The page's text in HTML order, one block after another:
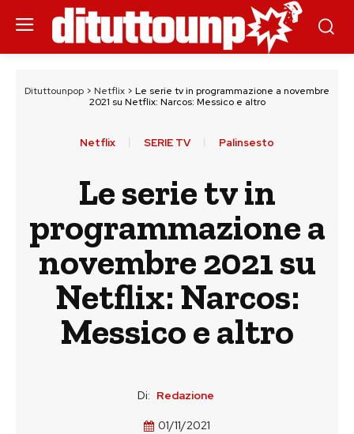
Dituttounpop > Netflix > Le serie tv in programmazione a novembre
2021 su Netflix: Narcos: Messico e altro
Netflix SERIE TV Palinsesto
Le serie tv in
programmazione a
novembre 2021 su
Netflix: Narcos:
Messico e altro
Di: Redazione
01/11/2021